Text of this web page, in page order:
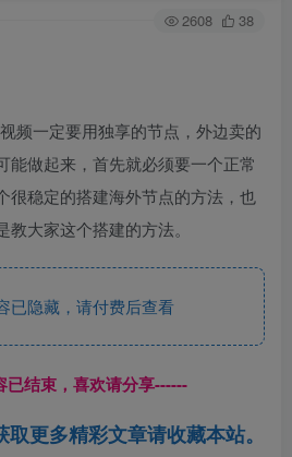
2608 38
频一定要用独享的节点，外边卖的
能做起来，首先就必须要一个正常
很稳定的搭建海外节点的方法，也
大家这个搭建的方法。
隐藏，请付费后查看
已结束，喜欢请分享------
更多精彩文章请收藏本站。